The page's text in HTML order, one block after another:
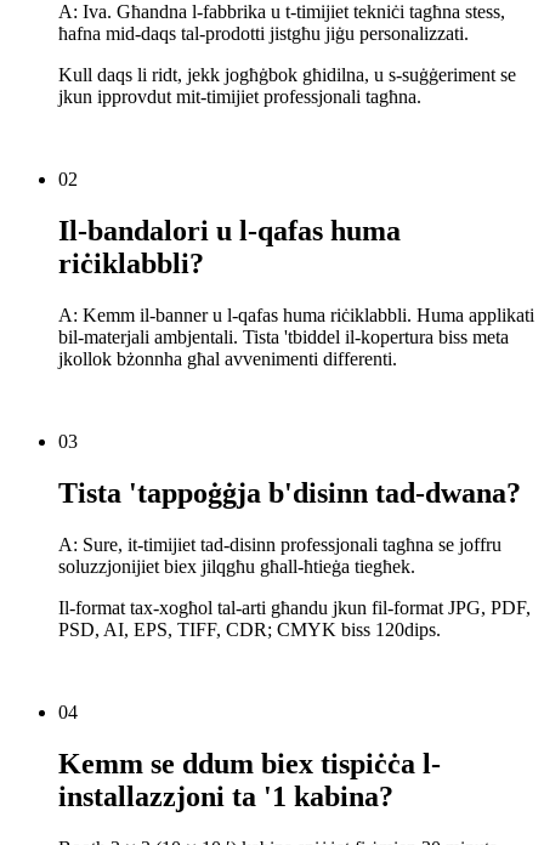
A: Iva. Għandna l-fabbrika u t-timijiet tekniċi tagħna stess,
ħafna mid-daqs tal-prodotti jistgħu jiġu personalizzati.
Kull daqs li ridt, jekk jogħġbok għidilna, u s-suġġeriment se
jkun ipprovdut mit-timijiet professjonali tagħna.
02
Il-bandalori u l-qafas huma
riċiklabbli?
A: Kemm il-banner u l-qafas huma riċiklabbli. Huma applikati
bil-materjali ambjentali. Tista 'tbiddel il-kopertura biss meta
jkollok bżonnha għal avvenimenti differenti.
03
Tista 'tappoġġja b'disinn tad-dwana?
A: Sure, it-timijiet tad-disinn professjonali tagħna se joffru
soluzzjonijiet biex jilqgħu għall-ħtieġa tiegħek.
Il-format tax-xogħol tal-arti għandu jkun fil-format JPG, PDF,
PSD, AI, EPS, TIFF, CDR; CMYK biss 120dips.
04
Kemm se ddum biex tispiċċa l-
installazzjoni ta '1 kabina?